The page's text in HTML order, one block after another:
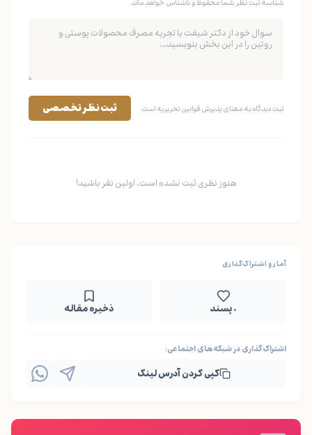
شناسه ثبت نظر شما محفوظ و ناشناس خواهد ماند.
ثبت دیدگاه به معنای پذیرش قوانین تحریریه است. ثبت نظر تخصصی
هنوز نظری ثبت نشده است. اولین نفر باشید!
آمار و اشتراک‌گذاری
۰ پسند ذخیره مقاله
اشتراک‌گذاری در شبکه‌های اجتماعی:
کپی کردن آدرس لینک